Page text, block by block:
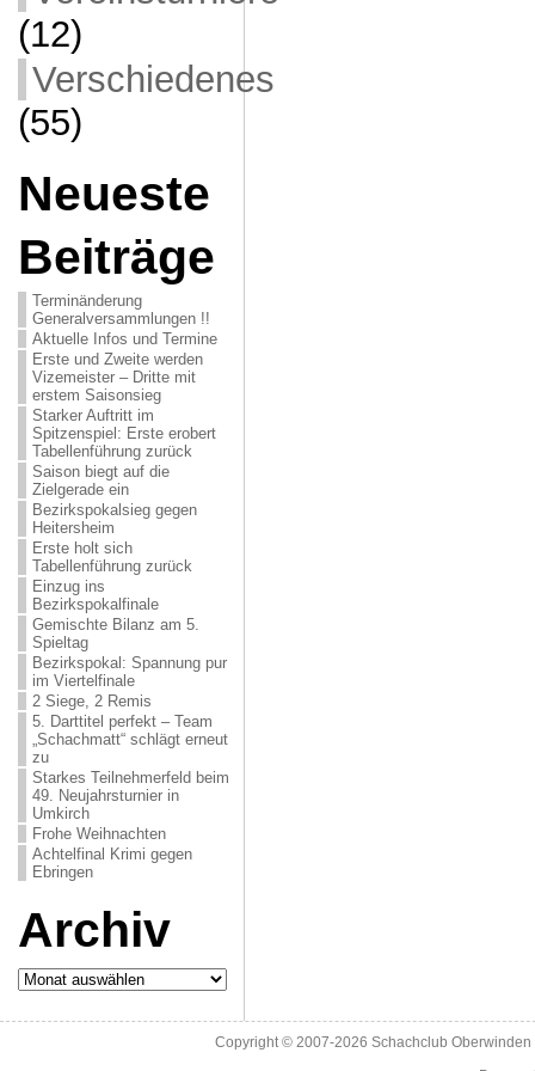
(12)
Verschiedenes
(55)
Neueste
Beiträge
Terminänderung
Generalversammlungen !!
Aktuelle Infos und Termine
Erste und Zweite werden
Vizemeister – Dritte mit
erstem Saisonsieg
Starker Auftritt im
Spitzenspiel: Erste erobert
Tabellenführung zurück
Saison biegt auf die
Zielgerade ein
Bezirkspokalsieg gegen
Heitersheim
Erste holt sich
Tabellenführung zurück
Einzug ins
Bezirkspokalfinale
Gemischte Bilanz am 5.
Spieltag
Bezirkspokal: Spannung pur
im Viertelfinale
2 Siege, 2 Remis
5. Darttitel perfekt – Team
„Schachmatt“ schlägt erneut
zu
Starkes Teilnehmerfeld beim
49. Neujahrsturnier in
Umkirch
Frohe Weihnachten
Achtelfinal Krimi gegen
Ebringen
Archiv
Archiv
Copyright © 2007-2026Schachclub Oberwinden